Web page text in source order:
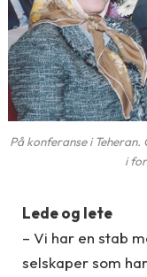
På konferanse i
i
Lede og lete
– Vi har en stab
selskaper som